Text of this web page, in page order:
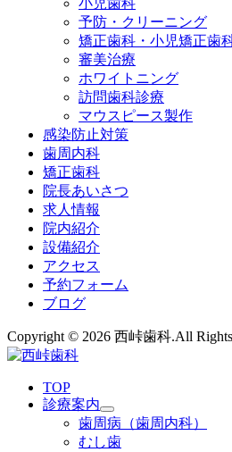
小児歯科
予防・ クリーニング
矯正歯科・ 小児矯正歯
審美治療
ホワイト ニング
訪問歯科診療
マウスピース製作
感染防止対策
歯周内科
矯正歯科
院長あいさつ
求人情報
院内紹介
設備紹介
アクセス
予約フォーム
ブログ
Copyright © 2026 西峠歯科.All Rights
TOP
診療案内
歯周病 （歯周内科）
むし歯